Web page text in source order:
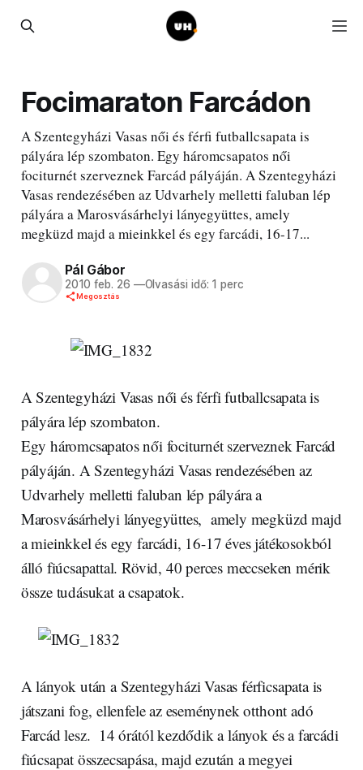
Focimaraton Farcádon
A Szentegyházi Vasas női és férfi futballcsapata is
pályára lép szombaton. Egy háromcsapatos női
fociturnét szerveznek Farcád pályáján. A Szentegyházi
Vasas rendezésében az Udvarhely melletti faluban lép
pályára a Marosvásárhelyi lányegyüttes, amely
megküzd majd a mieinkkel és egy farcádi, 16-17...
Pál Gábor
2010 feb. 26 —Olvasási idő: 1 perc
Megosztás
A Szentegyházi Vasas női és férfi futballcsapata is
pályára lép szombaton.
Egy háromcsapatos női fociturnét szerveznek Farcád
pályáján. A Szentegyházi Vasas rendezésében az
Udvarhely melletti faluban lép pályára a
Marosvásárhelyi lányegyüttes, amely megküzd majd
a mieinkkel és egy farcádi, 16-17 éves játékosokból
álló fiúcsapattal. Rövid, 40 perces meccseken mérik
össze tudásukat a csapatok.
A lányok után a Szentegyházi Vasas férficsapata is
játszani fog, ellenfele az eseménynek otthont adó
Farcád lesz. 14 órától kezdődik a lányok és a farcádi
fiúcsapat összecsapása, majd ezután a megyei